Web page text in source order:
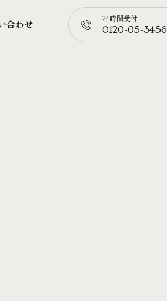
合わせ
📞
24時間受付
0120-05-3456